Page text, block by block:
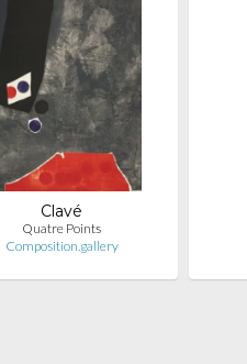
Clavé
Quatre Points
Composition.gallery